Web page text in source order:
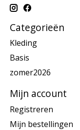
Categorieën
Kleding
Basis
zomer2026
Mijn account
Registreren
Mijn bestellingen